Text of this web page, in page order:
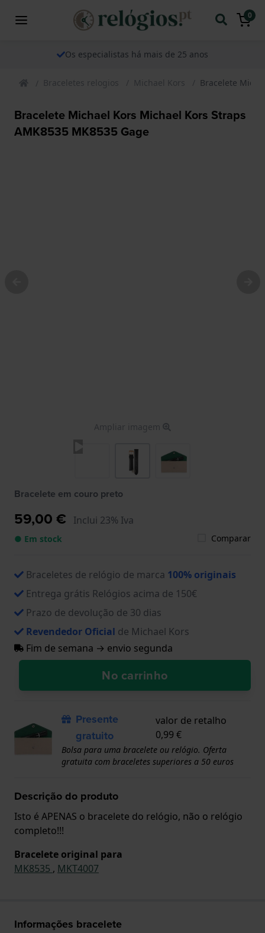
0
Os especialistas há mais de 25 anos
Braceletes relogios Michael Kors Bracelete
Bracelete Michael Kors Michael Kors Straps
AMK8535 MK8535 Gage
Ampliar imagem
Bracelete em couro preto
59,00 € Inclui 23% Iva
● Em stock Comparar
Braceletes de relógio de marca 100% originais
Entrega grátis Relógios acima de 150€
Prazo de devolução de 30 dias
Revendedor Oficial de Michael Kors
Fim de semana → envio segunda
No carrinho
Presente
gratuito
valor de retalho
0,99 €
Bolsa para uma bracelete ou relógio. Oferta
gratuita com braceletes superiores a 50 euros
Descrição do produto
Isto é APENAS o bracelete do relógio, não o relógio
completo!!!
Bracelete original para
MK8535 , MKT4007
Informações bracelete